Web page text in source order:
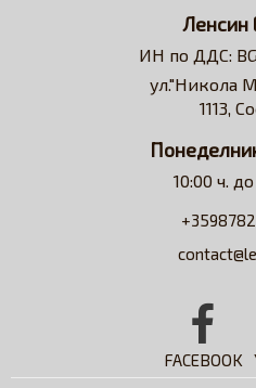
пазаруването в бързо,
решение за всеки
Достъпни сме за
съдействие относно
ИН по ДДС:
ул."Никола
1113,
10:00 ч. до
FACEBOOK